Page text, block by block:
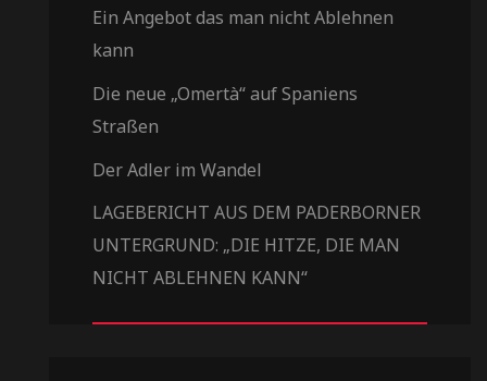
Ein Angebot das man nicht Ablehnen
kann
Die neue „Omertà“ auf Spaniens
Straßen
Der Adler im Wandel
LAGEBERICHT AUS DEM PADERBORNER
UNTERGRUND: „DIE HITZE, DIE MAN
NICHT ABLEHNEN KANN“